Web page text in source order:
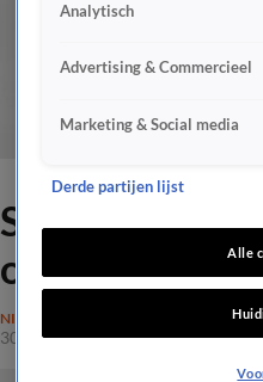
Spacey niet
overlijden
NIEUWS
30 okt 2019, 03:20
Analytisch
Advertising & Commercieel
Marketing & Social media
Derde partijen lijst
Alle